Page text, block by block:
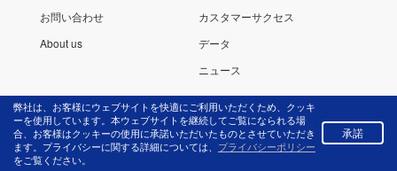
お問い合わせ
About us
カスタマーサクセス
データ
ニュース
特設ページ
コールセンタージャパン
弊社は、お客様にウェブサイトを快適にご利用いただくため、クッキ
ーを使用しています。本ウェブサイトを継続してご覧になられる場
合、お客様はクッキーの使用に承諾いただいたものとさせていただき
ます。プライバシーに関する詳細については、 プライバシーポリシー
をご覧ください。
承諾